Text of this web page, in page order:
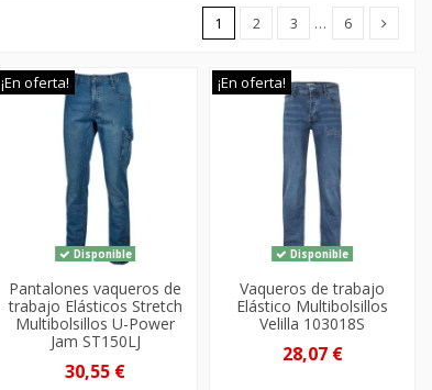
1 2 3 … 6
¡En oferta!
Disponible
Pantalones vaqueros de
trabajo Elásticos Stretch
Multibolsillos U-Power
Jam ST150LJ
30,55 €
¡En oferta!
Disponible
Vaqueros de trabajo
Elástico Multibolsillos
Velilla 103018S
28,07 €